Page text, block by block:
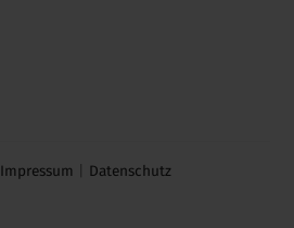
Impressum Datenschutz